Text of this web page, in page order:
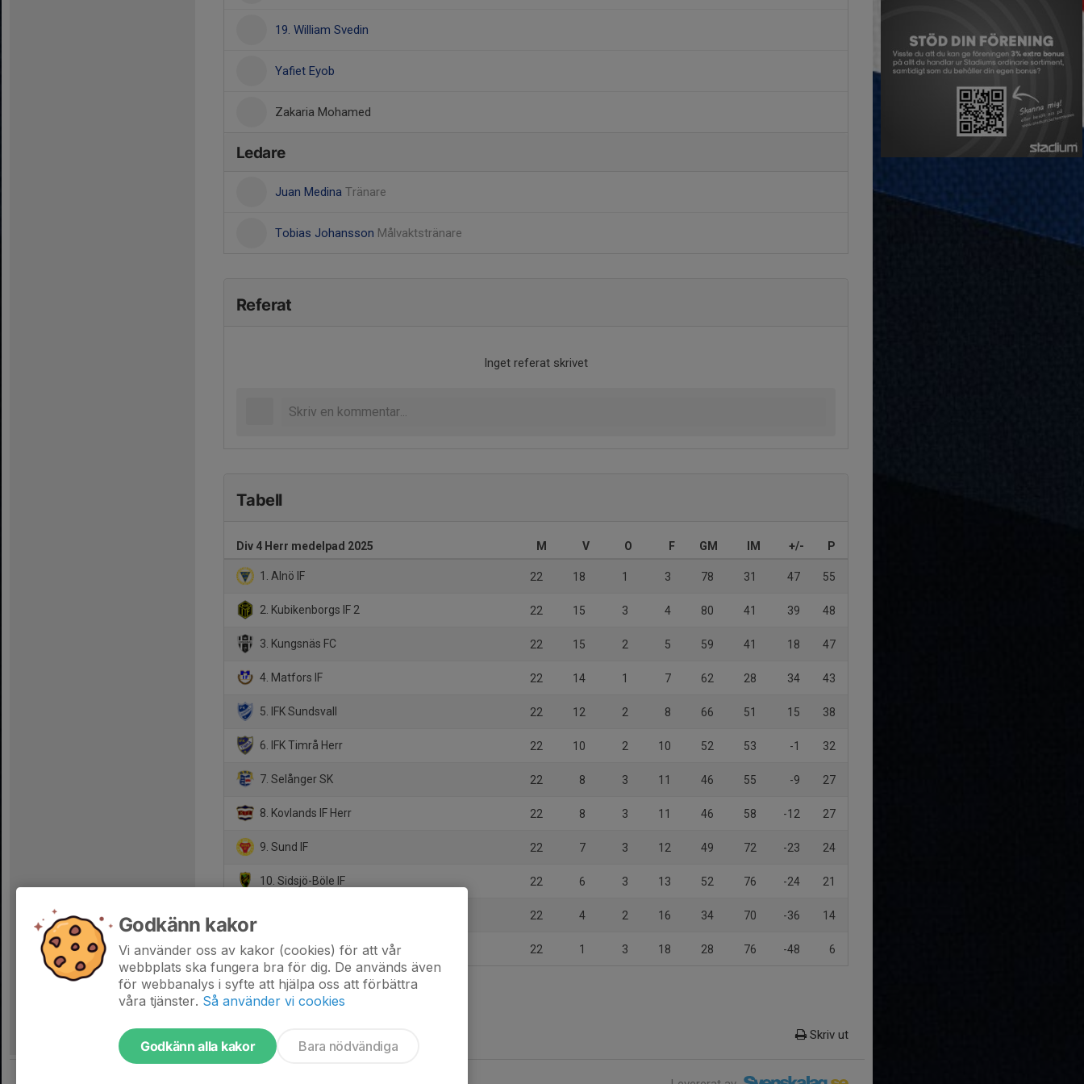
19. William Svedin
Yafiet Eyob
Zakaria Mohamed
Ledare
Juan Medina Tränare
Tobias Johansson Målvaktstränare
Referat
Inget referat skrivet
Tabell
Div 4 Herr medelpad 2025 M V O F GM IM +/- P
1. Alnö IF 22 18 1 3 78 31 47 55
2. Kubikenborgs IF 2 22 15 3 4 80 41 39 48
3. Kungsnäs FC 22 15 2 5 59 41 18 47
4. Matfors IF 22 14 1 7 62 28 34 43
5. IFK Sundsvall 22 12 2 8 66 51 15 38
6. IFK Timrå Herr 22 10 2 10 52 53 -1 32
7. Selånger SK 22 8 3 11 46 55 -9 27
8. Kovlands IF Herr 22 8 3 11 46 58 -12 27
9. Sund IF 22 7 3 12 49 72 -23 24
10. Sidsjö-Böle IF 22 6 3 13 52 76 -24 21
22 4 2 16 34 70 -36 14
12. Sundsvalls FF Herr 22 1 3 18 28 76 -48 6
Skriv ut
Godkänn kakor
Vi använder oss av kakor (cookies) för att vår
webbplats ska fungera bra för dig. De används även
för webbanalys i syfte att hjälpa oss att förbättra
våra tjänster. Så använder vi cookies
Godkänn alla kakor Bara nödvändiga